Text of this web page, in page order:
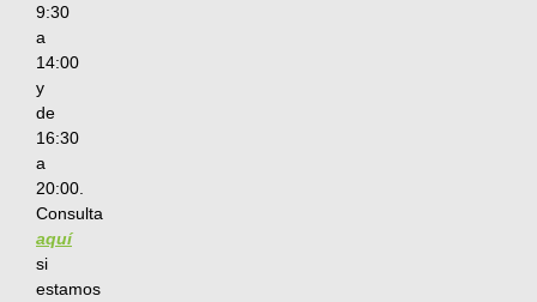
9:30
a
14:00
y
de
16:30
a
20:00.
Consulta
aquí
si
estamos